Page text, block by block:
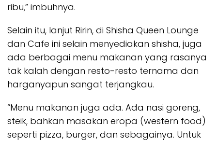
ribu,” imbuhnya.
Selain itu, lanjut Ririn, di Shisha Queen Lounge
dan Cafe ini selain menyediakan shisha, juga
ada berbagai menu makanan yang rasanya
tak kalah dengan resto-resto ternama dan
harganyapun sangat terjangkau.
“Menu makanan juga ada. Ada nasi goreng,
steik, bahkan masakan eropa (western food)
seperti pizza, burger, dan sebagainya. Untuk